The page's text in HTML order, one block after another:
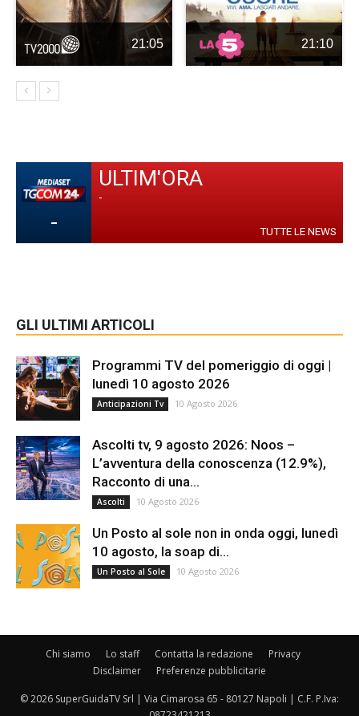
21:05 21:10
-
ULTIM'ORA
-
TUTTE LE NEWS
GLI ULTIMI ARTICOLI
Programmi TV del pomeriggio di oggi |
lunedì 10 agosto 2026
Anticipazioni Tv 10 Agosto 2026
Ascolti tv, 9 agosto 2026: Noos –
L’avventura della conoscenza (12.9%),
Racconto di una...
Ascolti 10 Agosto 2026
Un Posto al sole non in onda oggi, lunedì
10 agosto, la soap di...
Un Posto al Sole 10 Agosto 2026
Chi siamo Lo staff Contatta la redazione
Privacy
Disclaimer
Preferenze pubblicitarie
© 2026 SuperGuidaTV Srl | Via Cimarosa 65 - 80127 Napoli | C.F. P.Iva: